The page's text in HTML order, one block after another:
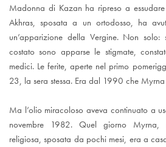
Madonna di Kazan ha ripreso a
Akhras, sposata a un ortodosso, ha
un’apparizione della Vergine. Non
costato sono apparse le stigmate,
medici. Le ferite, aperte nel primo
23, la sera stessa. Era dal 1990 che
Ma l’olio miracoloso aveva continuato a
novembre 1982. Quel giorno
religiosa, sposata da pochi mesi, era a